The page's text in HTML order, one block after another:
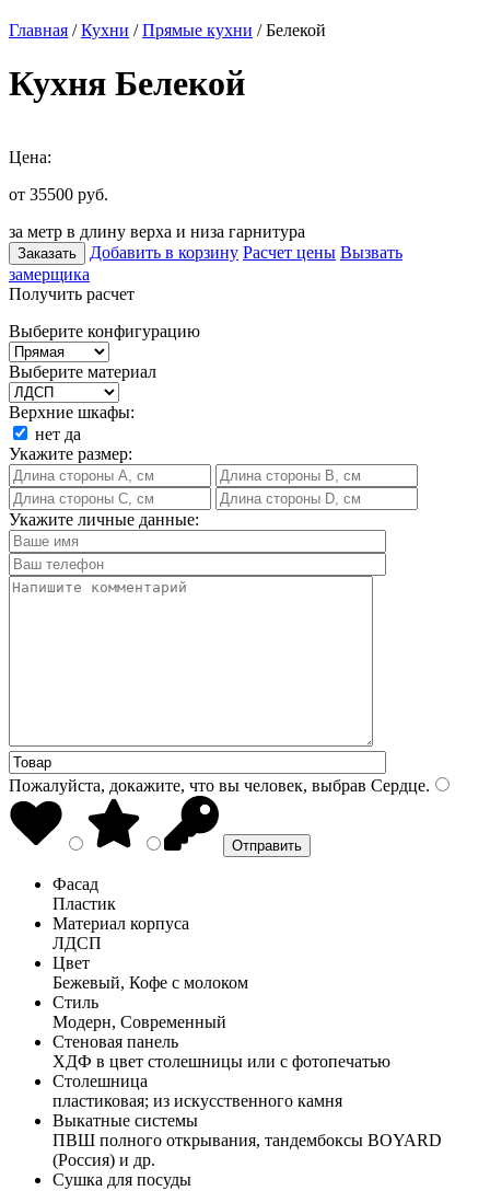
Главная /Кухни /Прямые кухни / Белекой
Кухня Белекой
Цена:
от 35500 руб.
за метр в длину верха и низа гарнитура
Заказать Добавить в корзину Расчет цены Вызвать
замерщика
Получить расчет
Выберите конфигурацию
Выберите материал
Верхние шкафы:
нет да
Укажите размер:
Укажите личные данные:
Пожалуйста, докажите, что вы человек, выбрав Сердце.
Фасад
Пластик
Материал корпуса
ЛДСП
Цвет
Бежевый, Кофе с молоком
Стиль
Модерн, Современный
Стеновая панель
ХДФ в цвет столешницы или с фотопечатью
Столешница
пластиковая; из искусственного камня
Выкатные системы
ПВШ полного открывания, тандембоксы BOYARD
(Россия) и др.
Сушка для посуды